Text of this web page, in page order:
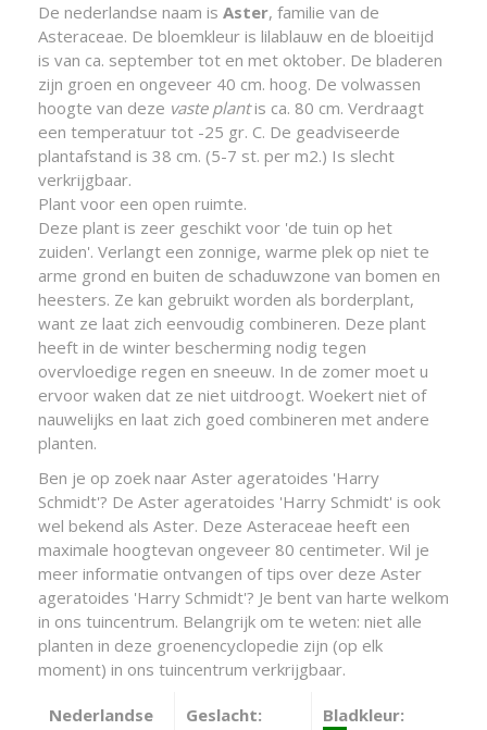
De nederlandse naam is Aster, familie van de
Asteraceae. De bloemkleur is lilablauw en de bloeitijd
is van ca. september tot en met oktober. De bladeren
zijn groen en ongeveer 40 cm. hoog. De volwassen
hoogte van deze vaste plantis ca. 80 cm. Verdraagt
een temperatuur tot -25 gr. C. De geadviseerde
plantafstand is 38 cm. (5-7 st. per m2.) Is slecht
verkrijgbaar.
Plant voor een open ruimte.
Deze plant is zeer geschikt voor 'de tuin op het
zuiden'. Verlangt een zonnige, warme plek op niet te
arme grond en buiten de schaduwzone van bomen en
heesters. Ze kan gebruikt worden als borderplant,
want ze laat zich eenvoudig combineren. Deze plant
heeft in de winter bescherming nodig tegen
overvloedige regen en sneeuw. In de zomer moet u
ervoor waken dat ze niet uitdroogt. Woekert niet of
nauwelijks en laat zich goed combineren met andere
planten.
Ben je op zoek naar Aster ageratoides 'Harry
Schmidt'? De Aster ageratoides 'Harry Schmidt' is ook
wel bekend als Aster. Deze Asteraceae heeft een
maximale hoogtevan ongeveer 80 centimeter. Wil je
meer informatie ontvangen of tips over deze Aster
ageratoides 'Harry Schmidt'? Je bent van harte welkom
in ons tuincentrum. Belangrijk om te weten: niet alle
planten in deze groenencyclopedie zijn (op elk
moment) in ons tuincentrum verkrijgbaar.
Nederlandse
Geslacht:
Bladkleur: